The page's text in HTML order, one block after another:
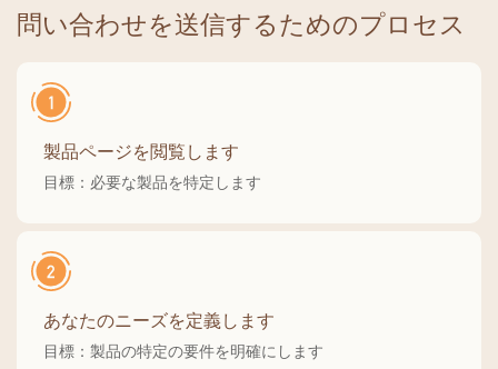
問い合わせを送信するためのプロセス
製品ページを閲覧します
目標：必要な製品を特定します
あなたのニーズを定義します
目標：製品の特定の要件を明確にします